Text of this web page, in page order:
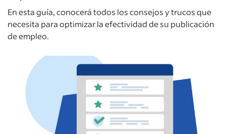
En esta guía, conocerá todos los consejos y trucos que
necesita para optimizar la efectividad de su publicación
de empleo.